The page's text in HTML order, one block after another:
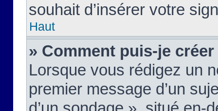
souhait d’insérer votre
Haut
» Comment puis-je
Lorsque vous rédigez un
premier message d’un